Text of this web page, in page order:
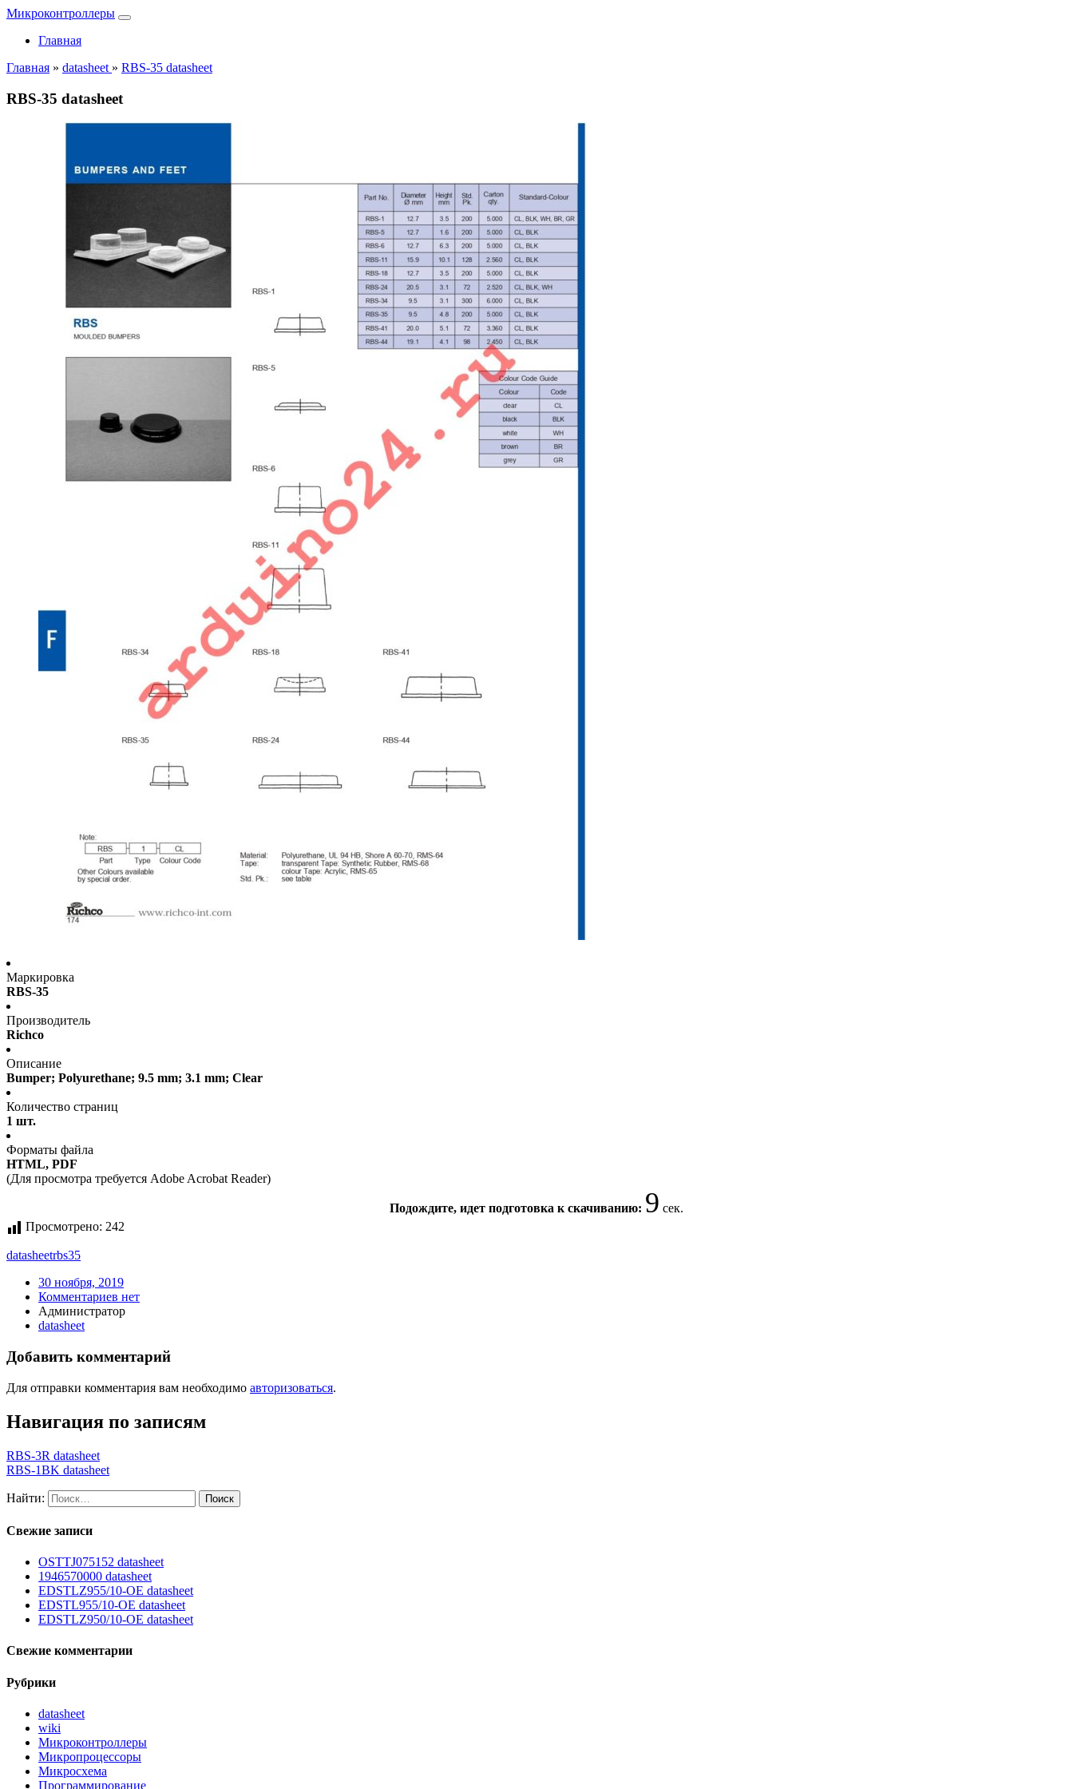
Микроконтроллеры
Главная
Главная » datasheet » RBS-35 datasheet
RBS-35 datasheet
Маркировка
RBS-35
Производитель
Richco
Описание
Bumper; Polyurethane; 9.5 mm; 3.1 mm; Clear
Количество страниц
1 шт.
Форматы файла
HTML, PDF
(Для просмотра требуется Adobe Acrobat Reader)
Подождите, идет подготовка к скачиванию: 9 сек.
Просмотрено: 242
datasheetrbs35
30 ноября, 2019
Комментариев нет
Администратор
datasheet
Добавить комментарий
Для отправки комментария вам необходимо авторизоваться.
Навигация по записям
RBS-3R datasheet
RBS-1BK datasheet
Найти:
Свежие записи
OSTTJ075152 datasheet
1946570000 datasheet
EDSTLZ955/10-OE datasheet
EDSTL955/10-OE datasheet
EDSTLZ950/10-OE datasheet
Свежие комментарии
Рубрики
datasheet
wiki
Микроконтроллеры
Микропроцессоры
Микросхема
Программирование